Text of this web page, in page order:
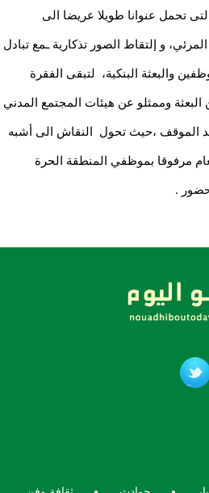
تحمل عنوانا طويلا عريضا الى
و إلتقاط الصور تذكارية ـمع تبادل
والبعثة البنكية، لتبقى الفقرة
البعثة وممثلو عن هيئات المجتمع المدني
الموقف ،حيث تحول النقاش الى أشبه
مرفوقا بموظفي المنطقة الحرة
.